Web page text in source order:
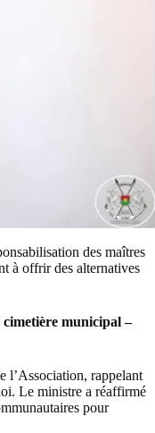
des maîtres
à offrir des alternatives
cimetière municipal –
l’Association, rappelant
Le ministre a réaffirmé
pour